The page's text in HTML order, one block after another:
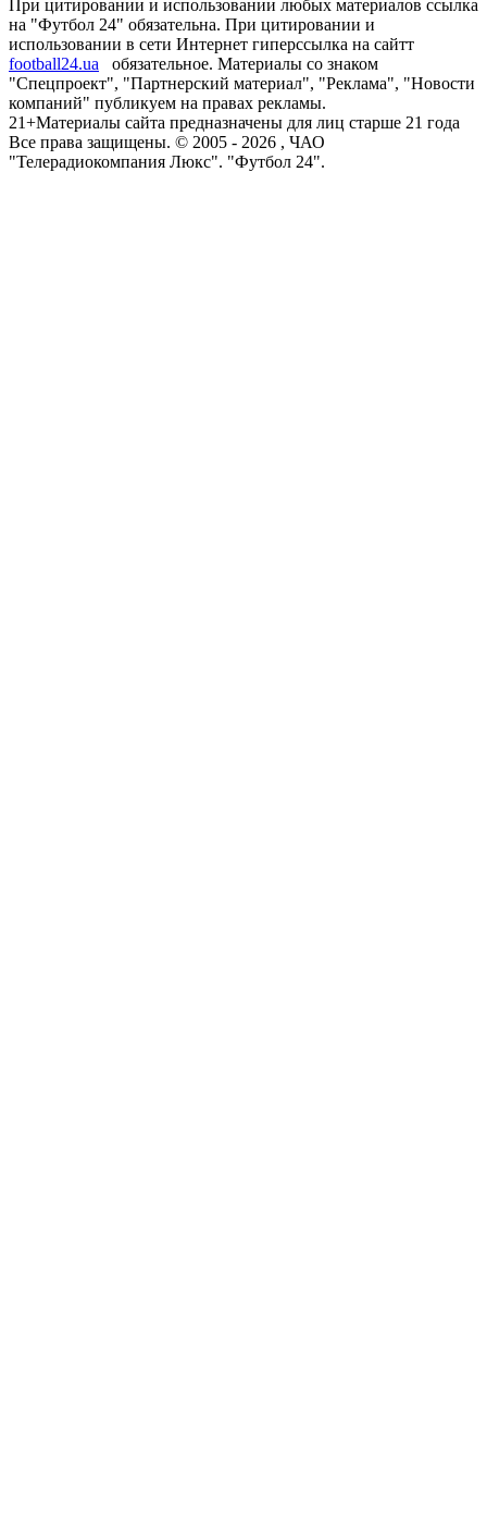
При цитировании и использовании любых материалов ссылка
на "Футбол 24" обязательна. При цитировании и
использовании в сети Интернет гиперссылка на сайтт
football24.ua
обязательное. Материалы со знаком
"Спецпроект", "Партнерский материал", "Реклама", "Новости
компаний" публикуем на правах рекламы.
21+Материалы сайта предназначены для лиц старше 21 года
Все права защищены. © 2005 - 2026 , ЧАО
"Телерадиокомпания Люкс". "Футбол 24".